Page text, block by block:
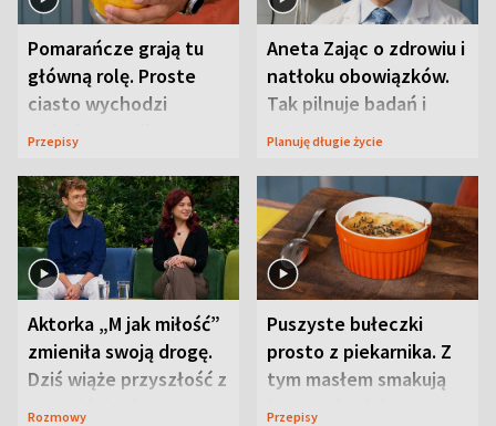
Pomarańcze grają tu
główną rolę. Proste
ciasto wychodzi
wyjątkowo wilgotne
Przepisy
Aneta Zając o zdrowiu i
natłoku obowiązków.
Tak pilnuje badań i
wizyt
Planuję długie życie
Aktorka „M jak miłość”
zmieniła swoją drogę.
Dziś wiąże przyszłość z
neurobiologią
Rozmowy
Puszyste bułeczki
prosto z piekarnika. Z
tym masłem smakują
jeszcze lepiej
Przepisy